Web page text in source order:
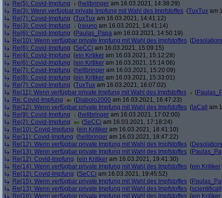
Re(5): Covid-Impfung
(hellbringer am 16.03.2021, 14:38:29)
Re(3): Wenn verfügbar private Impfung mit Wahl des Impfstoffes (TuxTux am
Re(7): Covid-Impfung (TuxTux am 16.03.2021, 14:41:12)
Re(3): Covid-Impfung
(raiuno am 16.03.2021, 14:41:14)
Re(6): Covid-Impfung (Paulas_Papa am 16.03.2021, 14:50:19)
Re(10): Wenn verfügbar private Impfung mit Wahl des Impfstoffes (
Re(6): Covid-Impfung (SeCCi am 16.03.2021, 15:09:15)
Re(4): Covid-Impfung (ein Kritiker am 16.03.2021, 15:12:28)
Re(6): Covid-Impfung (ein Kritiker am 16.03.2021, 15:14:06)
Re(7): Covid-Impfung (hellbringer am 16.03.2021, 15:20:09)
Re(8): Covid-Impfung (ein Kritiker am 16.03.2021, 15:33:01)
Re(7): Covid-Impfung (TuxTux am 16.03.2021, 16:07:02)
Re(11): Wenn verfügbar private Impfung mit Wahl des Impfstoffes
(
Re: Covid-Impfung
(Diabolo2000 am 16.03.2021, 16:47:23)
Re(12): Wenn verfügbar private Impfung mit Wahl des Impfstoffes ( laCall
am
Re(9): Covid-Impfung
(hellbringer am 16.03.2021, 17:02:00)
Re(2): Covid-Impfung
(SeCCi am 16.03.2021, 17:18:24)
Re(10): Covid-Impfung (ein Kritiker am 16.03.2021, 18:41:10)
Re(11): Covid-Impfung (hellbringer am 16.03.2021, 18:47:22)
Re(12): Wenn verfügbar private Impfung mit Wahl des Impfstoffes (
Re(13): Wenn verfügbar private Impfung mit Wahl des Impfstoffes (
Re(12): Covid-Impfung (ein Kritiker am 16.03.2021, 19:41:30)
Re(14): Wenn verfügbar private Impfung mit Wahl des Impfstoffes (ein Kritiker
Re(12): Covid-Impfung (SeCCi am 16.03.2021, 19:45:52)
Re(15): Wenn verfügbar private Impfung mit Wahl des Impfstoffes (
Re(13): Wenn verfügbar private Impfung mit Wahl des Impfstoffes (
Re(16): Wenn verfügbar private Impfung mit Wahl des Impfstoffes (ein Kritiker